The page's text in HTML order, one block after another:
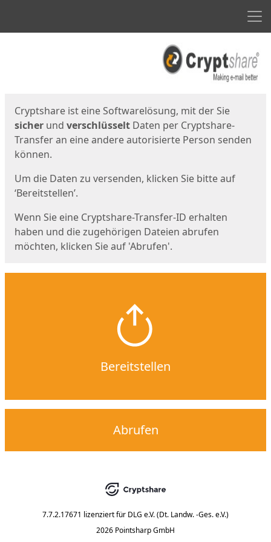
Cryptshare ist eine Softwarelösung, mit der Sie
sicher und verschlüsselt Daten per Cryptshare-
Transfer an eine andere autorisierte Person senden
können.
Um die Daten zu versenden, klicken Sie bitte auf
‘Bereitstellen’.
Wenn Sie eine Cryptshare-Transfer-ID erhalten
haben und die zugehörigen Dateien abrufen
möchten, klicken Sie auf 'Abrufen'.
Bereitstellen
Abrufen
7.7.2.17671 lizenziert für DLG e.V. (Dt. Landw. -Ges. e.V.)
2026 Pointsharp GmbH